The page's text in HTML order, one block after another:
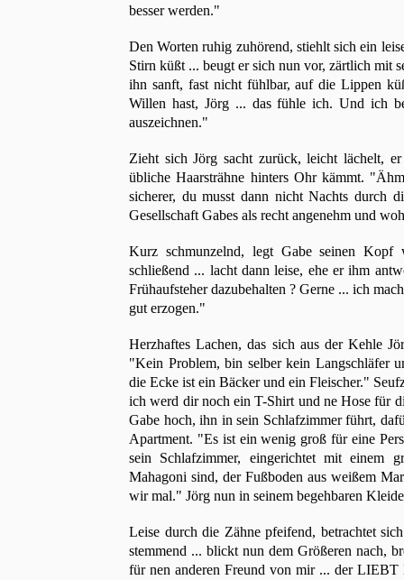
besser werden."
Den Worten ruhig zuhörend, stiehlt sich ein
Stirn küßt ... beugt er sich nun vor, zärtlich mit
ihn sanft, fast nicht fühlbar, auf die Lippen
Willen hast, Jörg ... das fühle ich. Und ich
auszeichnen."
Zieht sich Jörg sacht zurück, leicht lächelt,
übliche Haarsträhne hinters Ohr kämmt.
sicherer, du musst dann nicht Nachts durch
Gesellschaft Gabes als recht angenehm und
Kurz schmunzelnd, legt Gabe seinen
schließend ... lacht dann leise, ehe er ihm
Frühaufsteher dazubehalten ? Gerne ... ich
gut erzogen."
Herzhaftes Lachen, das sich aus der Kehle
"Kein Problem, bin selber kein Langschläfer
die Ecke ist ein Bäcker und ein Fleischer."
ich werd dir noch ein T-Shirt und ne Hose für
Gabe hoch, ihn in sein Schlafzimmer führt,
Apartment. "Es ist ein wenig groß für eine
sein Schlafzimmer, eingerichtet mit einem
Mahagoni sind, der Fußboden aus weißem
wir mal." Jörg nun in seinem begehbaren
Leise durch die Zähne pfeifend, betrachtet
stemmend ... blickt nun dem Größeren nach,
für nen anderen Freund von mir ... der